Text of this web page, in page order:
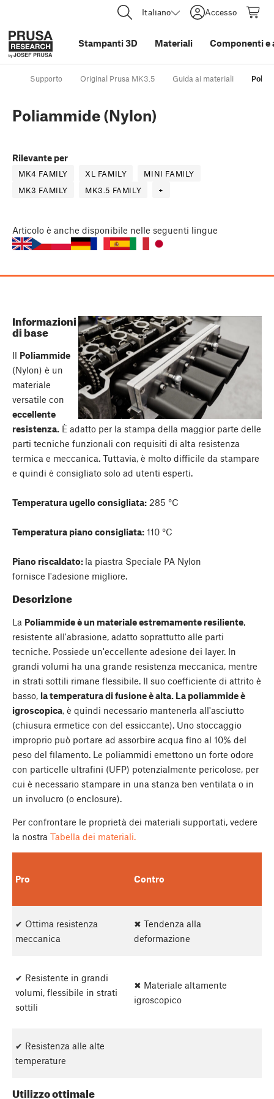
Italiano Accesso
Stampanti 3D Materiali Componenti e
Supporto Original Prusa MK3.5 Guida ai materiali
Poliammide (Nylon)
Rilevante per
MK4 FAMILY XL FAMILY
MINI FAMILY
MK3 FAMILY
MK3.5 FAMILY +
Articolo è anche disponibile nelle seguenti lingue
Informazioni
di base
Il Poliammide
(Nylon) è un
materiale
versatile con
eccellente
resistenza. È adatto per la stampa della maggior parte delle
parti tecniche funzionali con requisiti di alta resistenza
termica e meccanica. Tuttavia, è molto difficile da stampare
e quindi è consigliato solo ad utenti esperti.
Temperatura ugello consigliata: 285 °C
Temperatura piano consigliata: 110 °C
Piano riscaldato: la piastra Speciale PA Nylon
fornisce l'adesione migliore.
Descrizione
La Poliammide è un materiale estremamente resiliente,
resistente all'abrasione, adatto soprattutto alle parti
tecniche. Possiede un'eccellente adesione dei layer. In
grandi volumi ha una grande resistenza meccanica, mentre
in strati sottili rimane flessibile. Il suo coefficiente di attrito è
basso, la temperatura di fusione è alta. La poliammide è
igroscopica, è quindi necessario mantenerla all'asciutto
(chiusura ermetice con del essiccante). Uno stoccaggio
improprio può portare ad assorbire acqua fino al 10% del
peso del filamento. Le poliammidi emettono un forte odore
con particelle ultrafini (UFP) potenzialmente pericolose, per
cui è necessario stampare in una stanza ben ventilata o in
un involucro (o enclosure).
Per confrontare le proprietà dei materiali supportati, vedere
la nostra Tabella dei materiali.
Pro Contro
✔ Ottima resistenza
meccanica
✖ Tendenza alla
deformazione
✔ Resistente in grandi
volumi, flessibile in strati
sottili
✖ Materiale altamente
igroscopico
✔ Resistenza alle alte
temperature
Utilizzo ottimale